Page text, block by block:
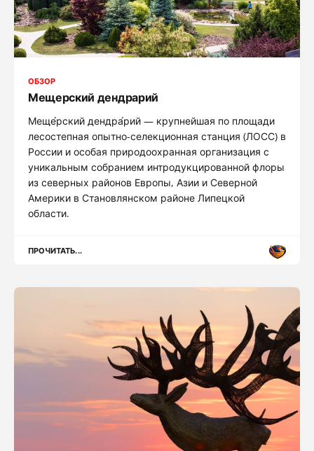
ОБЗОР
Мещерский дендрарий
Меще́рский дендра́рий — крупнейшая по площади
лесостепная опытно-селекционная станция (ЛОСС) в
России и особая природоохранная организация с
уникальным собранием интродукцированной флоры
из северных районов Европы, Азии и Северной
Америки в Становлянском районе Липецкой
области.
ПРОЧИТАТЬ...